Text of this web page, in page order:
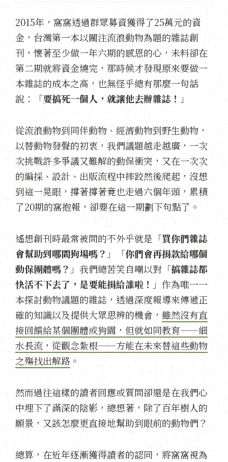
2015年，窩窩透過群眾募資獲得了25萬元的資
金，台灣第一本以關注流浪動物為題的雜誌創
刊，懷著至少做一年六期的感恩的心，未料卻在
第二期就將資金燒完，那時候才發現原來要做一
本雜誌的成本之高，也無怪乎總有那麼一句話
說：「要搞死一個人，就讓他去辦雜誌！ 」
從流浪動物到同伴動物、經濟動物到野生動物，
以替動物發聲的初衷，我們議題越走越廣，一次
次挑戰許多爭議又難解的動保衝突，又在一次次
的編採、設計、出版流程中摔跤然後爬起，沒想
到這一晃眼，撐著撐著竟也走過六個年頭，累積
了20期的窩抱報，卻要在這一期劃下句點了。
遙想創刊時最常被問的不外乎就是「買你們雜誌
會幫助到哪間狗場嗎？ 」「你們會再捐款給哪個
動保團體嗎？ 」我們總苦笑自嘲以對「搞雜誌都
快活不下去了，是要能捐給誰啦！ 」作為唯一一
本探討動物議題的雜誌，透過深度報導來傳遞正
確的知識以及提供大眾思辨的機會， 雖然沒有直
接回饋給某個團體或狗園，但就如同教育——細
水長流，從觀念紮根——方能在未來替這些動物
之殤找出解路 。
然而過往這樣的讀者回應或質問卻還是在我們心
中埋下了滿深的陰影，總想著，除了百年樹人的
願景，又該怎麼更直接地幫助到眼前的動物們？
總算，在近年逐漸獲得讀者的認同，將窩窩視為